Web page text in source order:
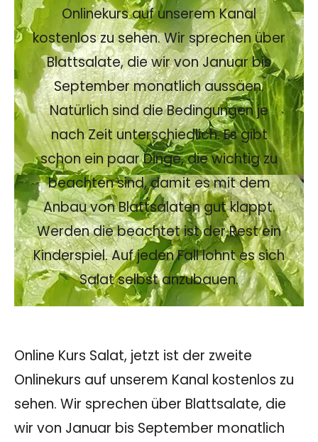
Onlinekurs auf unserem Kanal
kostenlos zu sehen. Wir sprechen über
Blattsalate, die wir von Januar bis
September monatlich aussäen.
Natürlich sind die Bedingungen je
nach Zeit unterschiedlich. Es gibt
schon ein paar Dinge, die wichtig zu
beachten sind, damit es mit dem
Anbau von Blattsalaten gut klappt.
Werden die beachtet ist der Rest ein
Kinderspiel. Auf jeden Fall lohnt es sich
Salat selbst anzubauen.
Online Kurs Salat, jetzt ist der zweite
Onlinekurs auf unserem Kanal kostenlos zu
sehen. Wir sprechen über Blattsalate, die
wir von Januar bis September monatlich